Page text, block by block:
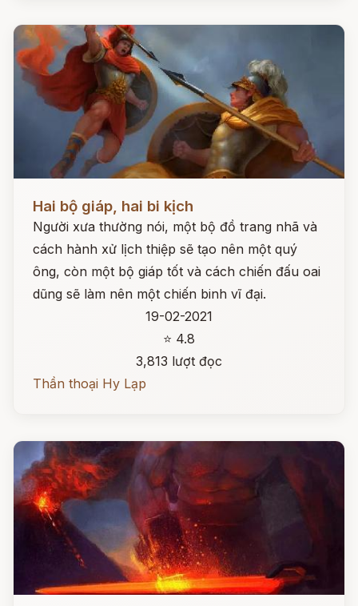
Hai bộ giáp, hai bi kịch
Người xưa thường nói, một bộ đồ trang nhã và
cách hành xử lịch thiệp sẽ tạo nên một quý
ông, còn một bộ giáp tốt và cách chiến đấu oai
dũng sẽ làm nên một chiến binh vĩ đại.
19-02-2021
⭐ 4.8
3,813 lượt đọc
Thần thoại Hy Lạp